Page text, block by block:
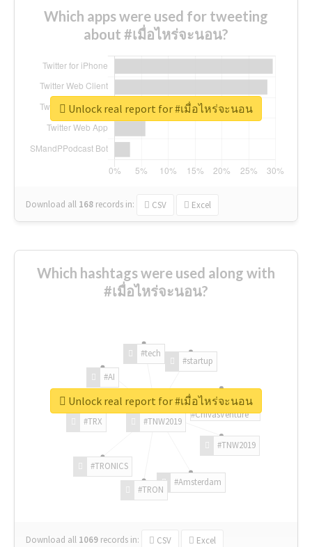
Which apps were used for tweeting
about #เมื่อไหร่จะนอน?
Download all 168 records in: CSV Excel
Unlock real report for #เมื่อไหร่จะนอน
Which hashtags were used along with
#เมื่อไหร่จะนอน?
#TNW2019
#TNW2019
#Amsterdam
#TRON
#TRONICS
#TRX
#AI
#tech
#startup
#ChivasVenture
Download all 1069 records in: CSV Excel
Unlock real report for #เมื่อไหร่จะนอน